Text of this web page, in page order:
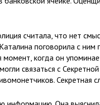
считала, что нет
поговорила с
когда он
связаться с
Секретная